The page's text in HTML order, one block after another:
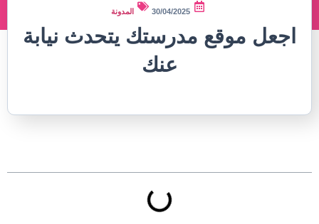
30/04/2025 المدونة
اجعل موقع مدرستك يتحدث نيابة
عنك